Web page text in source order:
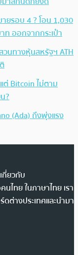
ยรอบ 4 ? โอน 1,030
ท ออกจากกระเป๋า
นทางหุ้นสหรัฐฯ ATH
ต่ Bitcoin ไม่ตาม
?
(Ada) ถึงพุ่งแรง
กี่ยวกับ
ไทย ในภาษาไทย เรา
ต่างประเทศและนำมา